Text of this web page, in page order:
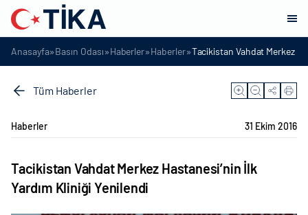
Anasayfa»Basın Odası»Haberler»Haberler»Tacikistan Vahdat Merkez
Tüm Haberler
Haberler 31 Ekim 2016
Tacikistan Vahdat Merkez Hastanesi’nin İlk
Yardım Kliniği Yenilendi